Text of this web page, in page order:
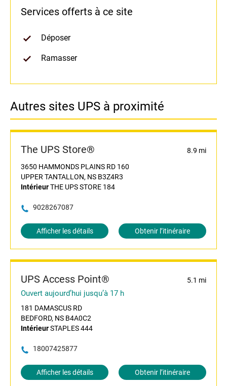
Services offerts à ce site
Déposer
Ramasser
Autres sites UPS à proximité
The UPS Store®
8.9 mi
3650 HAMMONDS PLAINS RD 160
UPPER TANTALLON, NS B3Z4R3
IntérieurTHE UPS STORE 184
9028267087
Afficher les détails Obtenir l’itinéraire
UPS Access Point® 5.1 mi
Ouvert aujourd’hui jusqu’à 17 h
181 DAMASCUS RD
BEDFORD, NS B4A0C2
IntérieurSTAPLES 444
18007425877
Afficher les détails Obtenir l’itinéraire